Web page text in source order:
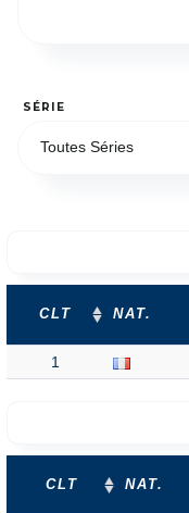
SÉRIE
Toutes Séries
CLT NAT.
1
CLT NAT.